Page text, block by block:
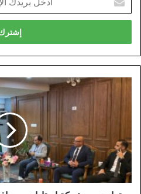
بريدك
الإلكتروني